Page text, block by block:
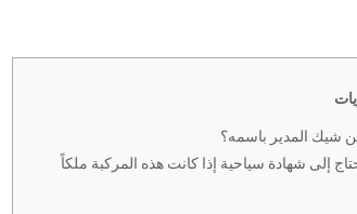
شيك المدير باسمه؟
إلى شهادة سياحية إذا كانت هذه المركبة ملكاً